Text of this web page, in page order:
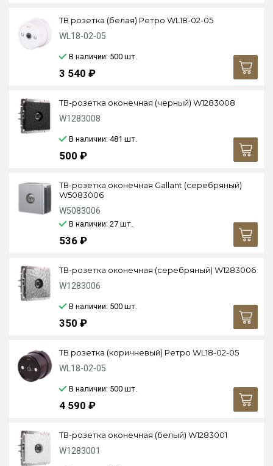
ТВ розетка (белая) Ретро WL18-02-05
WL18-02-05
В наличии: 500 шт.
3 540 ₽
ТВ-розетка оконечная (черный) W1283008
W1283008
В наличии: 481 шт.
500 ₽
ТВ-розетка оконечная Gallant (серебряный)
W5083006
W5083006
В наличии: 27 шт.
536 ₽
ТВ-розетка оконечная (серебряный) W1283006
W1283006
В наличии: 500 шт.
350 ₽
ТВ розетка (коричневый) Ретро WL18-02-05
WL18-02-05
В наличии: 500 шт.
4 590 ₽
ТВ-розетка оконечная (белый) W1283001
W1283001